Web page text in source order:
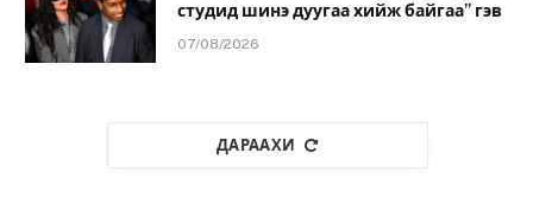
студид шинэ дуугаа хийж байгаа” гэв
07/08/2026
ДАРААХИ